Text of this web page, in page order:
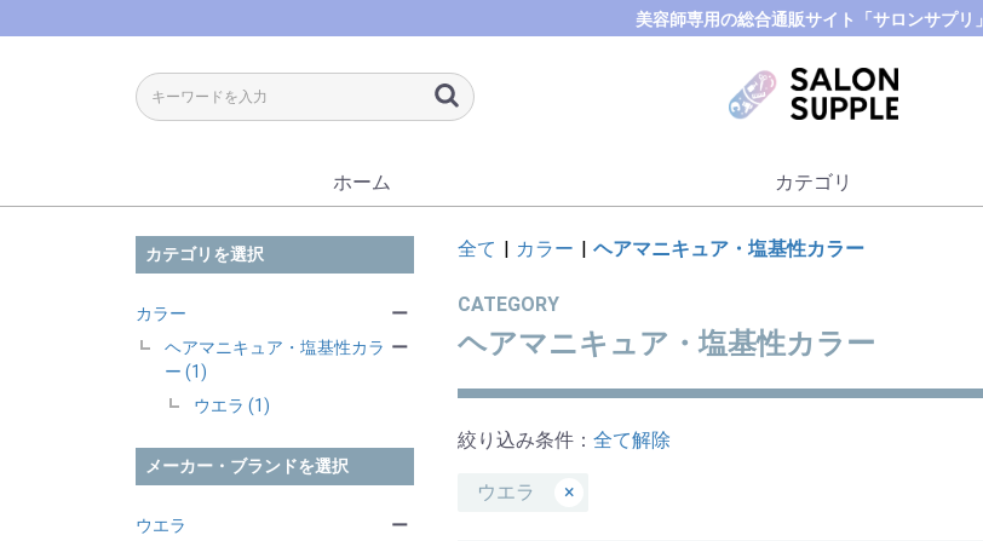
美容師専用の総合通販サイト「サロンサプリ」
ホーム カテゴリ
カテゴリを選択
カラー
ヘアマニキュア・塩基性カラ
ー (1)
ウエラ (1)
ー
ー
メーカー・ブランドを選択
ウエラ
ー
全て カラー ヘアマニキュア・塩基性カラー
CATEGORY
ヘアマニキュア・塩基性カラー
絞り込み条件： 全て解除
ウエラ ×